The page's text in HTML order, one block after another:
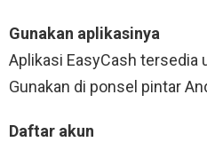
Gunakan aplikasinya
Aplikasi EasyCash tersedia
Gunakan di ponsel pintar
Daftar akun